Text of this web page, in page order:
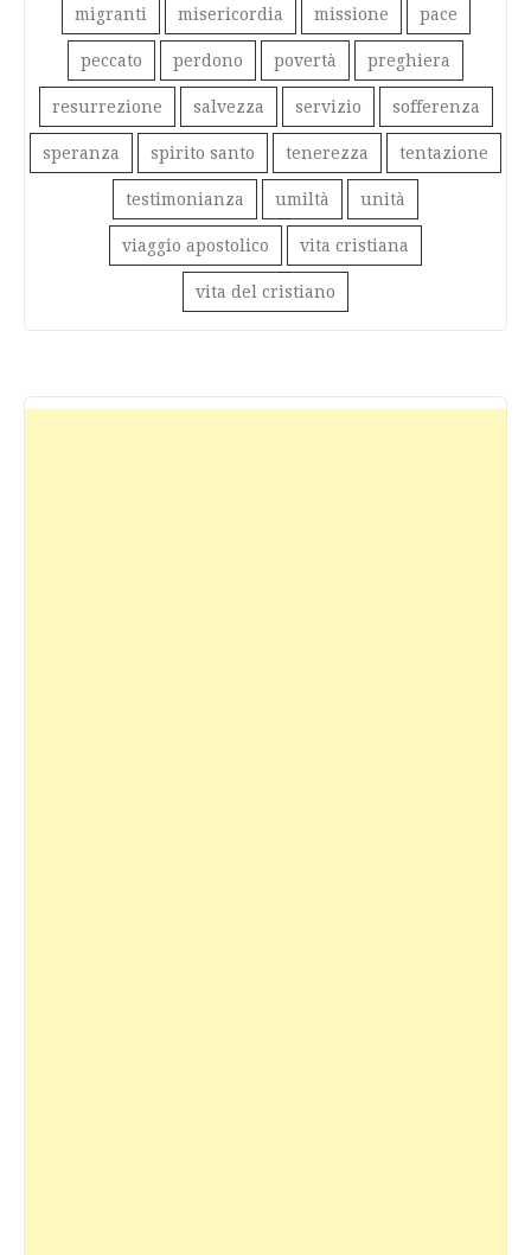
migranti misericordia missione pace
peccato perdono povertà preghiera
resurrezione salvezza servizio sofferenza
speranza spirito santo tenerezza tentazione
testimonianza umiltà unità
viaggio apostolico vita cristiana
vita del cristiano